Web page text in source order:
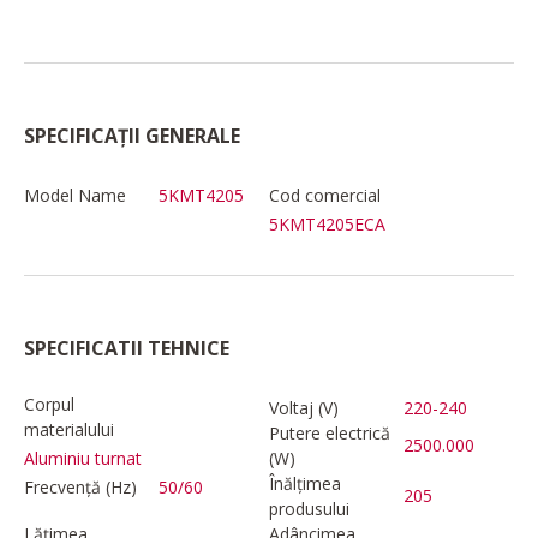
SPECIFICAȚII GENERALE
Model Name 5KMT4205
Cod comercial
5KMT4205ECA
SPECIFICATII TEHNICE
Corpul
materialului
Aluminiu turnat
Voltaj (V)
220-240
Putere electrică
(W)
2500.000
Frecvență (Hz)
50/60
Înălțimea
produsului
205
Lățimea
Adâncimea